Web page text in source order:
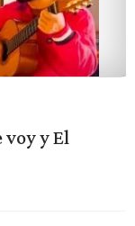
voy y El